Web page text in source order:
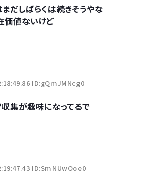
だしばらくは続きそうやな
価値ないけど
ID:gQmJMNcg0
集が趣味になってるで
ID:SmNUwOoe0